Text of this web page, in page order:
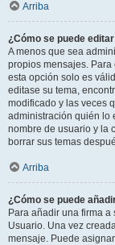
Arriba
¿Cómo se puede
A menos que sea
propios mensajes.
esta opción solo es
editase su tema,
modificado y las veces
administración quién lo
nombre de usuario y la
borrar sus temas
Arriba
¿Cómo se puede
Para añadir una firma
Usuario. Una vez
mensaje. Puede